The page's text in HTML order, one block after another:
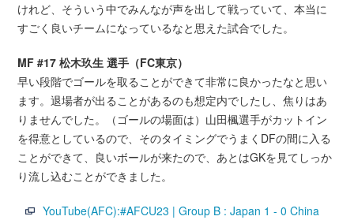
けれど、そういう中でみんなが声を出して戦っていて、本当に
すごく良いチームになっているなと思えた試合でした。
MF #17 松木玖生 選手（FC東京）
早い段階でゴールを取ることができて非常に良かったなと思い
ます。退場者が出ることがあるのも想定内でしたし、焦りはあ
りませんでした。（ゴールの場面は）山田楓選手がカットイン
を得意としているので、そのタイミングでうまくDFの間に入る
ことができて、良いボールが来たので、あとはGKを見てしっか
り流し込むことができました。
YouTube(AFC):#AFCU23 | Group B : Japan 1 - 0 China